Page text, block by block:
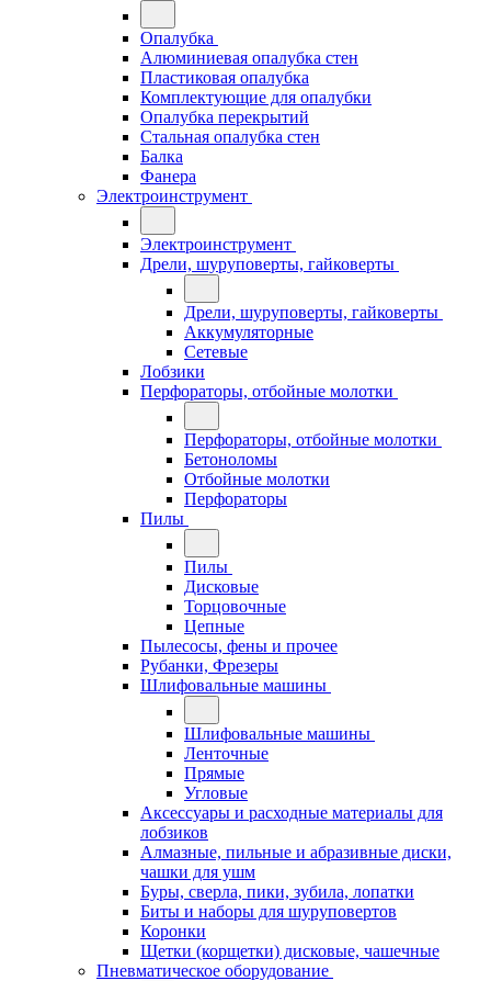
Опалубка
Алюминиевая опалубка стен
Пластиковая опалубка
Комплектующие для опалубки
Опалубка перекрытий
Стальная опалубка стен
Балка
Фанера
Электроинструмент
Электроинструмент
Дрели, шуруповерты, гайковерты
Дрели, шуруповерты, гайковерты
Аккумуляторные
Сетевые
Лобзики
Перфораторы, отбойные молотки
Перфораторы, отбойные молотки
Бетоноломы
Отбойные молотки
Перфораторы
Пилы
Пилы
Дисковые
Торцовочные
Цепные
Пылесосы, фены и прочее
Рубанки, Фрезеры
Шлифовальные машины
Шлифовальные машины
Ленточные
Прямые
Угловые
Аксессуары и расходные материалы для
лобзиков
Алмазные, пильные и абразивные диски,
чашки для ушм
Буры, сверла, пики, зубила, лопатки
Биты и наборы для шуруповертов
Коронки
Щетки (корщетки) дисковые, чашечные
Пневматическое оборудование